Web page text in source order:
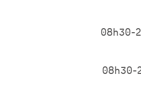
08h30-
08h30-